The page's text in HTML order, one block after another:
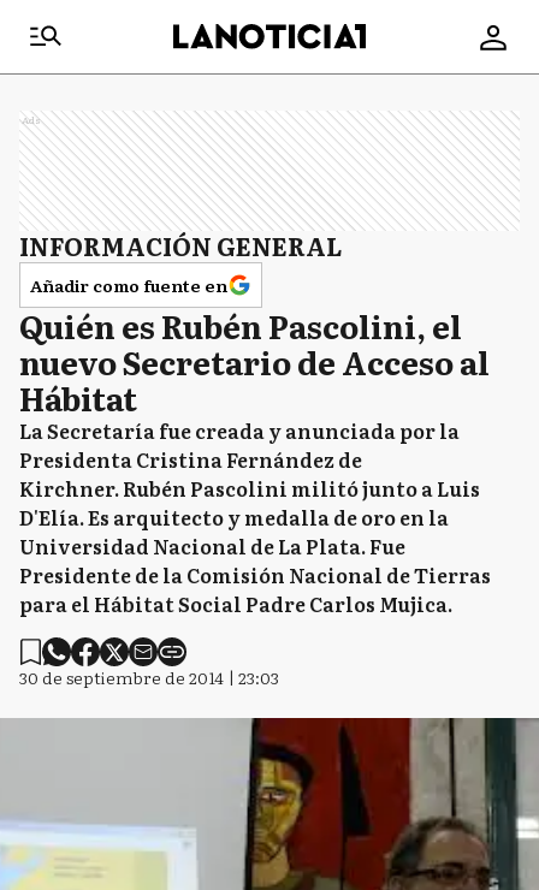
Ads
INFORMACIÓN GENERAL
Añadir como fuente en
Quién es Rubén Pascolini, el
nuevo Secretario de Acceso al
Hábitat
La Secretaría fue creada y anunciada por la
Presidenta Cristina Fernández de
Kirchner. Rubén Pascolini militó junto a Luis
D'Elía. Es arquitecto y medalla de oro en la
Universidad Nacional de La Plata. Fue
Presidente de la Comisión Nacional de Tierras
para el Hábitat Social Padre Carlos Mujica.
30 de septiembre de 2014 | 23:03